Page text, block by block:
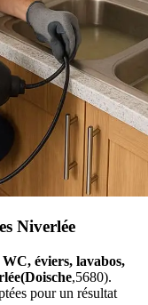
Niverlée
éviers, lavabos,
,5680).
pour un résultat